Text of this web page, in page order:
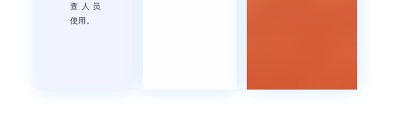
查人员
使用。